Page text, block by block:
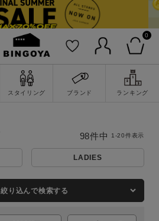
0
スタイリング ブランド ランキング
詳細検索
LADIES
絞り込んで検索する
98件中 1-20件表示